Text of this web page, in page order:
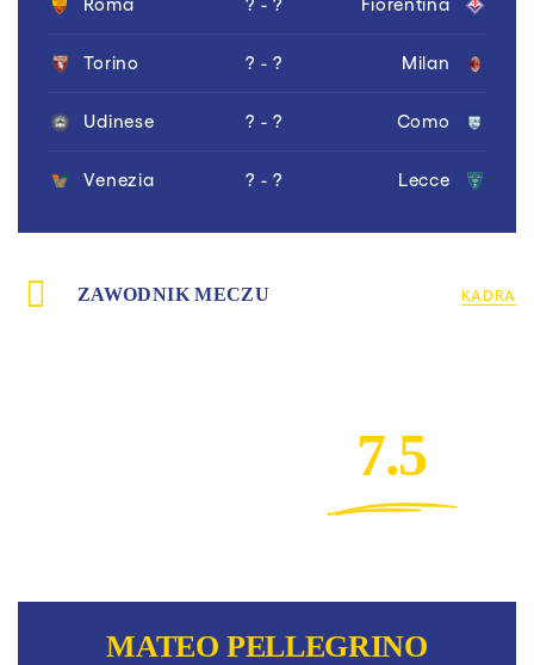
Torino ? - ? Milan
Udinese ? - ? Como
Venezia ? - ? Lecce
ZAWODNIK MECZU KADRA
7.5
MATEO PELLEGRINO